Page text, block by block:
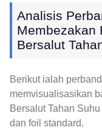
Analisis
Membezakan
Bersalut
Berikut ialah
memvisualisasikan
Bersalut Tahan
dan foil standard.